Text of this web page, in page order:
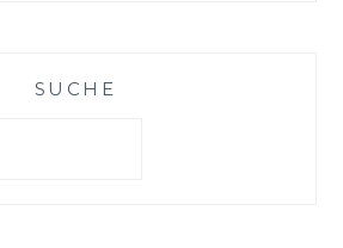
SUCHE